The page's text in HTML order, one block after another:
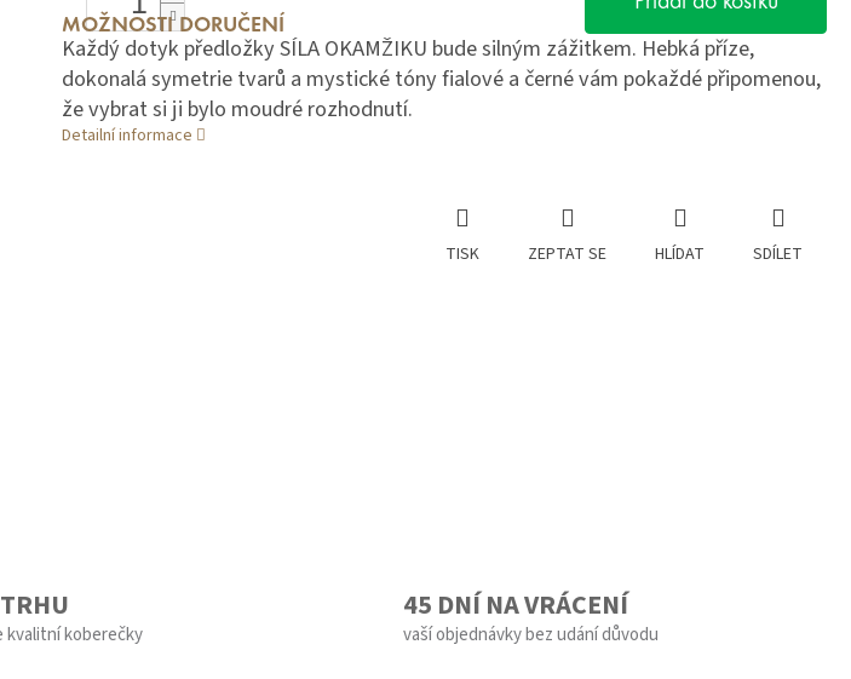
MOŽNOSTI DORUČENÍ
Každý dotyk předložky SÍLA OKAMŽIKU bude silným zážitkem. Hebká příze,
dokonalá symetrie tvarů a mystické tóny fialové a černé vám pokaždé připomenou,
že vybrat si ji bylo moudré rozhodnutí.
Detailní informace
TISK ZEPTAT SE HLÍDAT SDÍLET
kvalitní koberečky
45 DNÍ NA VRÁCENÍ
vaší objednávky bez udání důvodu